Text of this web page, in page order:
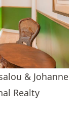
& Johanne
Realty